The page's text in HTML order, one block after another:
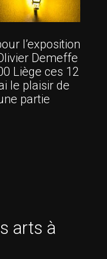
l’exposition
Demeffe
Liège ces 12
le plaisir de
partie
arts à